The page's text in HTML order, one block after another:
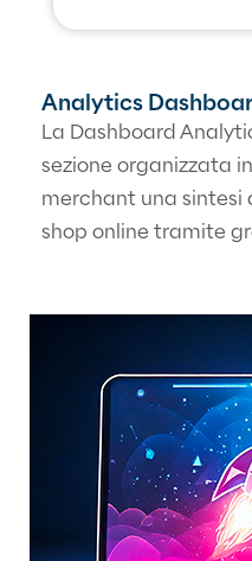
Analytics
La Dashboard
sezione organizzata
merchant una sintesi
shop online tramite